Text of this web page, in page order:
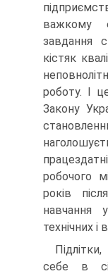
важкому
завдання
кістяк
роботу. І
Закону
робочого
років
навчання
технічних і
себе в